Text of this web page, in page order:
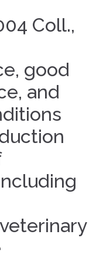
Coll.,
good
and